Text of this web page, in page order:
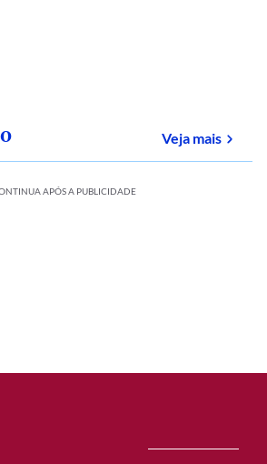
Veja maissobre
APÓS A PUBLICIDADE